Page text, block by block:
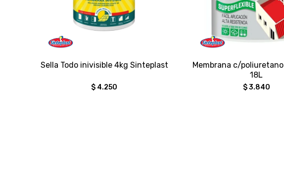
Sella Todo inivisible 4kg Sinteplast
$ 4.250
Membrana c/
18L
$3.840